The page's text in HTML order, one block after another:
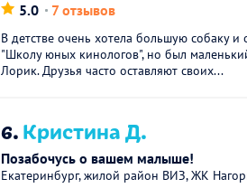
5.0 7 отзывов
В детстве очень хотела большую собаку и
"Школу юных кинологов", но был
Лорик. Друзья часто оставляют своих...
6.Кристина Д.
Позабочусь о вашем малыше!
Екатеринбург, жилой район ВИЗ, ЖК